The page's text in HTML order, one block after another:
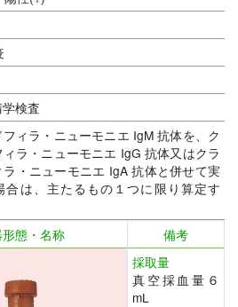
検査
ィラ・ニューモニエ IgM 抗体を、ク
ラ・ニューモニエ IgG 抗体又はクラ
ラ・ニューモニエ IgA 抗体と併せて実
合は、主たるもの１つに限り算定す
態・名称 備考
採取量
真空採血量６
mL